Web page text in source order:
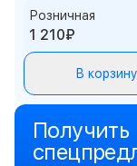
Розничная
1 210₽
В корзину
Получить